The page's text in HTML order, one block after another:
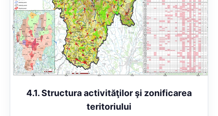
4.1. Structura activităţilor şi zonificarea
teritoriului